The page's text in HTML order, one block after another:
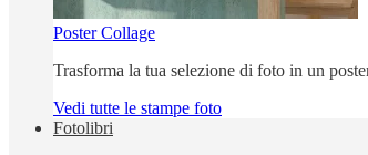
Poster Collage
Trasforma la tua selezione di foto in un
Vedi tutte le stampe foto
Fotolibri